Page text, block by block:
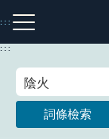
到
主
:::
注音索引圖示
:::
詞條檢索